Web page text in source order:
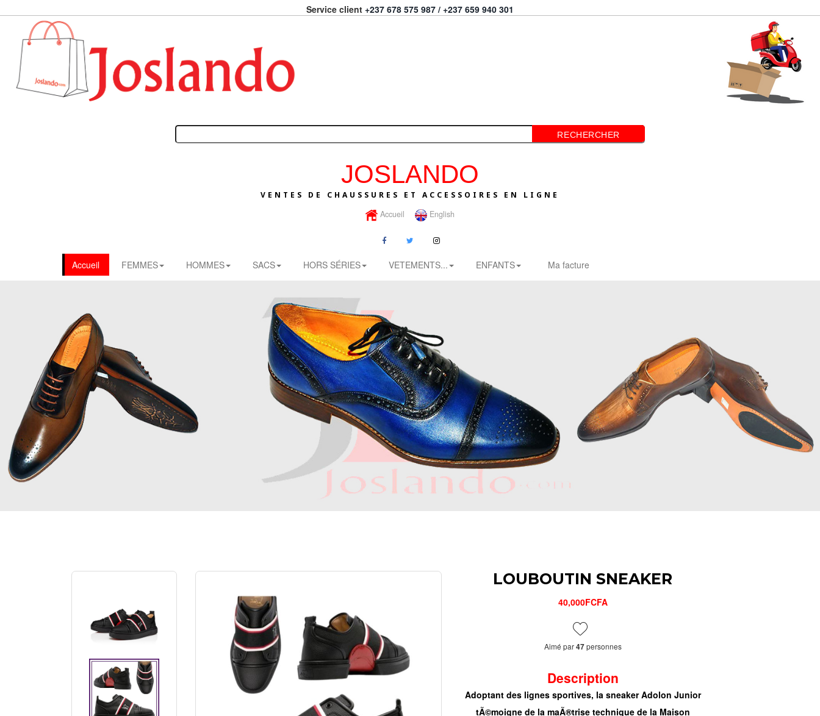
Service client +237 678 575 987 / +237 659 940 301
RECHERCHER
JOSLANDO
VENTES DE CHAUSSURES ET ACCESSOIRES EN LIGNE
Accueil English
Accueil FEMMES HOMMES SACS HORS SÉRIES VETEMENTS... ENFANTS Ma facture
LOUBOUTIN SNEAKER
40,000FCFA
Aimé par47personnes
Description
Adoptant des lignes sportives, la sneaker Adolon Junior
tÃ©moigne de la maÃ®trise technique de la Maison